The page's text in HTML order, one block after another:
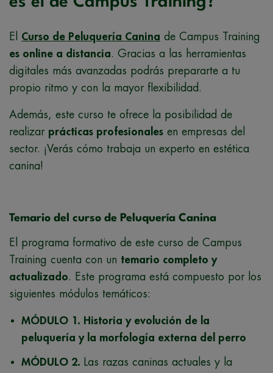
El Curso de Peluquería Canina de Campus Training
es online a distancia. Gracias a las herramientas
digitales más avanzadas podrás prepararte a tu
propio ritmo y con la mayor flexibilidad.
Además, este curso te ofrece la posibilidad de
realizar prácticas profesionales en empresas del
sector. ¡Verás cómo trabaja un experto en estética
canina!
Temario del curso de Peluquería Canina
El programa formativo de este curso de Campus
Training cuenta con un temario completo y
actualizado. Este programa está compuesto por los
siguientes módulos temáticos:
MÓDULO 1. Historia y evolución de la
peluquería y la morfología externa del perro
MÓDULO 2. Las razas caninas actuales y la